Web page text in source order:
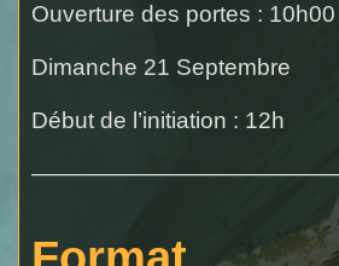
Ouverture des portes : 10h00
Dimanche 21 Septembre
Début de l’initiation : 12h